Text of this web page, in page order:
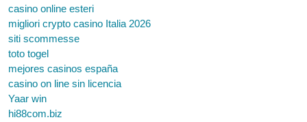
casino online esteri
migliori crypto casino Italia 2026
siti scommesse
toto togel
mejores casinos españa
casino on line sin licencia
Yaar win
hi88com.biz